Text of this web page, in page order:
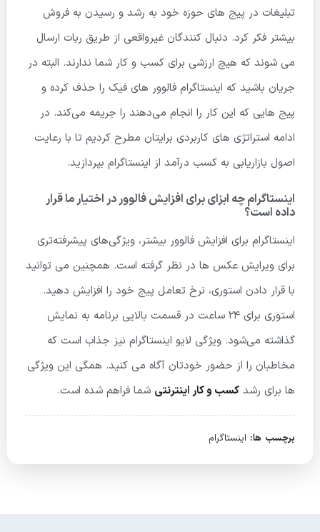
تبلیغات در پیج های حوزه خود به رشد و رسیدن به فروش
بیشتر فکر کرد. دنبال کنندگان غیرواقعی از طریق ربات ارسال
می شوند که هیچ ارزشی برای کسب و کار شما ندارند. البته در
جریان باشید که اینستاگرام فالوور های فیک را حذف کرده و
پیج هایی که این کار را انجام می‌دهند را جریمه می‌کند. در
ادامه استراتژی های کاربردی برایتان مطرح کردیم تا با رعایت
اصول بازاریابی به کسب درآمد از اینستاگرام بپردازید.
اینستاگرام چه ابزای برای افزایش فالوور در اختیار ما قرار
داده است؟
اینستاگرام برای افزایش فالوور بیشتر، ویژگی‌های پیشرفته‌تری
برای ویرایش عکس ها در نظر گرفته است. همچنین می توانید
با قرار دادن استوری، نرخ تعامل پیج خود را افزایش دهید.
استوری برای ۲۴ ساعت در قسمت بالایی برنامه به نمایش
گذاشته می‌شود. ویژگی لایو اینستاگرام نیز جذاب است که
مخاطبان را از حضور خودتان آگاه می کنید. همگی این ویژگی
ها برای رشد کسب و کار اینترنتی شما فراهم شده است.
برچسب ها: اینستاگرام